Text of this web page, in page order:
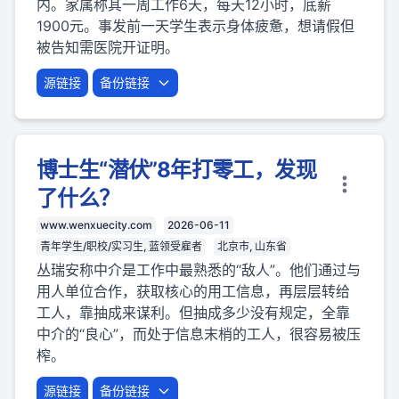
内。家属称其一周工作6天，每天12小时，底薪
1900元。事发前一天学生表示身体疲惫，想请假但
被告知需医院开证明。
源链接 备份链接
博士生“潜伏”8年打零工，发现
了什么？
www.wenxuecity.com
2026-06-11
青年学生/职校/实习生, 蓝领受雇者
北京市, 山东省
丛瑞安称中介是工作中最熟悉的“敌人”。他们通过与
用人单位合作，获取核心的用工信息，再层层转给
工人，靠抽成来谋利。但抽成多少没有规定，全靠
中介的“良心”，而处于信息末梢的工人，很容易被压
榨。
源链接 备份链接